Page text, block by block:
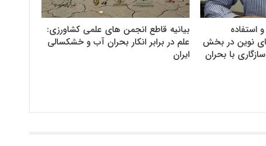
استفاده
نوین در بخش
با بحران
بیانیه قاطع انجمن های علمی کشاورزی:
علم در برابر انکار بحران آب و خشکسالی
ایران